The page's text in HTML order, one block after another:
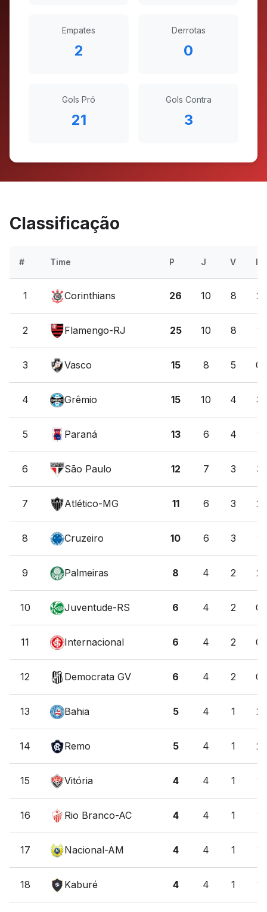
Empates
2
Derrotas
0
Gols Pró
21
Gols Contra
3
Classificação
# Time P J V E
1 Corinthians 26 10 8 2
2 Flamengo-RJ 25 10 8 1
3 Vasco 15 8 5 0
4 Grêmio 15 10 4 3
5 Paraná 13 6 4 1
6 São Paulo 12 7 3 3
7 Atlético-MG 11 6 3 2
8 Cruzeiro 10 6 3 1
9 Palmeiras 8 4 2 2
10 Juventude-RS 6 4 2 0
11 Internacional 6 4 2 0
12 Democrata GV 6 4 2 0
13 Bahia 5 4 1 2
14 Remo 5 4 1 2
15 Vitória 4 4 1 1
16 Rio Branco-AC 4 4 1 1
17 Nacional-AM 4 4 1 1
18 Kaburé 4 4 1 1